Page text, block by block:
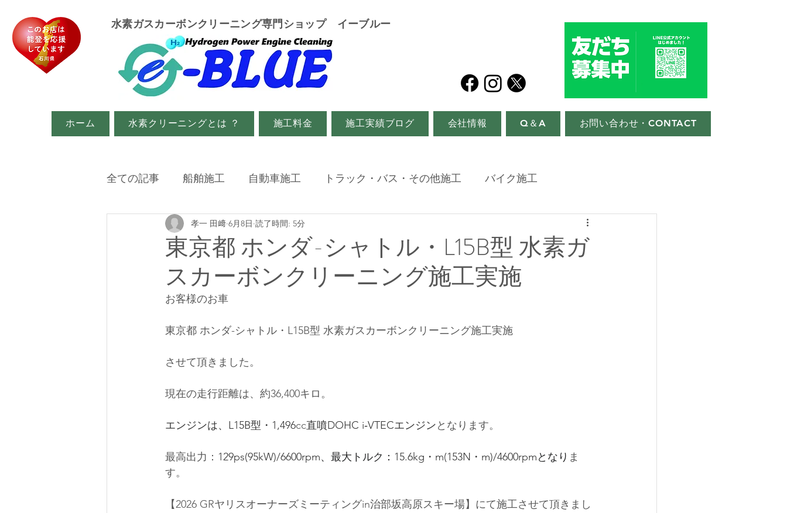
​水素ガスカーボンクリーニング専門ショップ イーブルー
ホーム 水素クリーニングとは ？ 施工料金 施工実績ブログ 会社情報 Q＆A お問い合わせ・CONTACT
全ての記事 船舶施工 自動車施工 トラック・バス・その他施工 バイク施工
イベント・メディア関係
東京都 ホンダ-シャトル・L15B型 水素ガ
スカーボンクリーニング施工実施
孝一 田﨑 6月8日 読了時間: 5分
お客様のお車
東京都 ホンダ-シャトル・L15B型 水素ガスカーボンクリーニング施工実施
させて頂きました。
現在の走行距離は、約36,400キロ。
エンジンは、L15B型・1,496cc直噴DOHC i‐VTECエンジンとなります。
最高出力： 129ps(95kW)/6600rpm、最大トルク： 15.6kg・m(153N・m)/4600rpmとなり ま
す。
【2026 GRヤリスオーナーズミーティングin治部坂高原スキー場】にて施工させて頂きまし